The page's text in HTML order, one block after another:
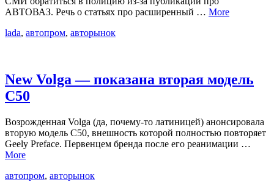
АВТОВАЗ. Речь о статьях про расширенный … More
lada, автопром, авторынок
New Volga — показана вторая модель
С50
Возрожденная Volga (да, почему-то латиницей) анонсировала
вторую модель C50, внешность которой полностью повторяет
Geely Preface. Первенцем бренда после его реанимации …
More
автопром, авторынок